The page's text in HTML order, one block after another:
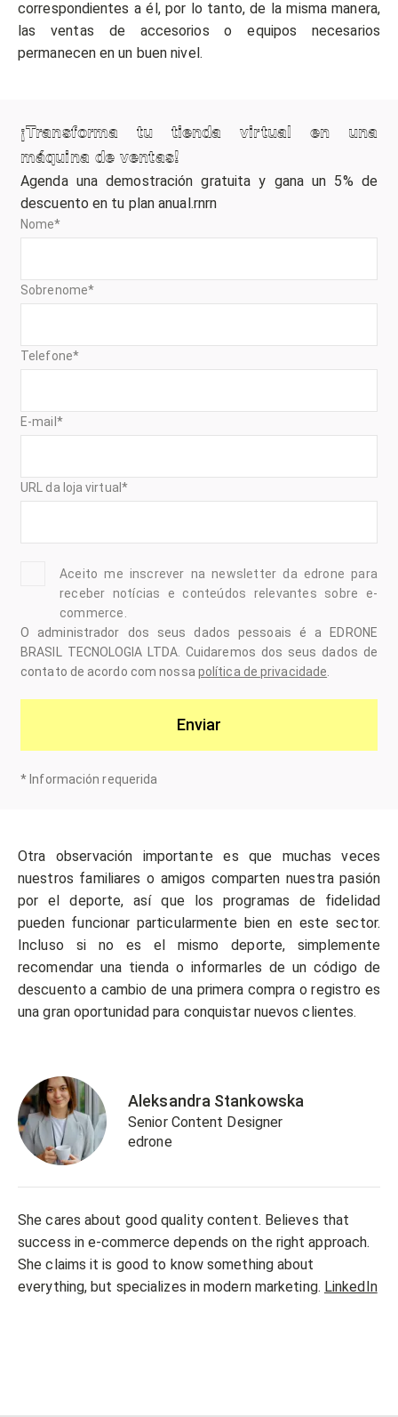
correspondientes a él, por lo tanto, de la misma manera,
las ventas de accesorios o equipos necesarios
permanecen en un buen nivel.
¡Transforma tu tienda virtual en una
máquina de ventas!
Agenda una demostración gratuita y gana un 5% de
descuento en tu plan anual.rnrn
Nome*
Sobrenome*
Telefone*
E-mail *
URL da loja virtual *
Aceito me inscrever na newsletter da edrone para
receber notícias e conteúdos relevantes sobre e-
commerce.
O administrador dos seus dados pessoais é a EDRONE
BRASIL TECNOLOGIA LTDA. Cuidaremos dos seus dados de
contato de acordo com nossa política de privacidade
Enviar
* Información requerida
Otra observación importante es que muchas veces
nuestros familiares o amigos comparten nuestra pasión
por el deporte, así que los programas de fidelidad
pueden funcionar particularmente bien en este sector.
Incluso si no es el mismo deporte, simplemente
recomendar una tienda o informarles de un código de
descuento a cambio de una primera compra o registro es
una gran oportunidad para conquistar nuevos clientes.
Aleksandra Stankowska
Senior Content Designer
edrone
She cares about good quality content. Believes that
success in e-commerce depends on the right approach.
She claims it is good to know something about
everything, but specializes in modern marketing. LinkedIn